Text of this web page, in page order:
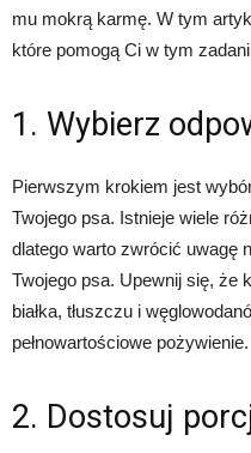
mu mokrą karmę. W tym
które pomogą Ci w tym
1. Wybierz
Pierwszym krokiem jest
Twojego psa. Istnieje wiele
dlatego warto zwrócić uwagę
Twojego psa. Upewnij się, że
białka, tłuszczu i
pełnowartościowe pożywienie.
2. Dostosuj